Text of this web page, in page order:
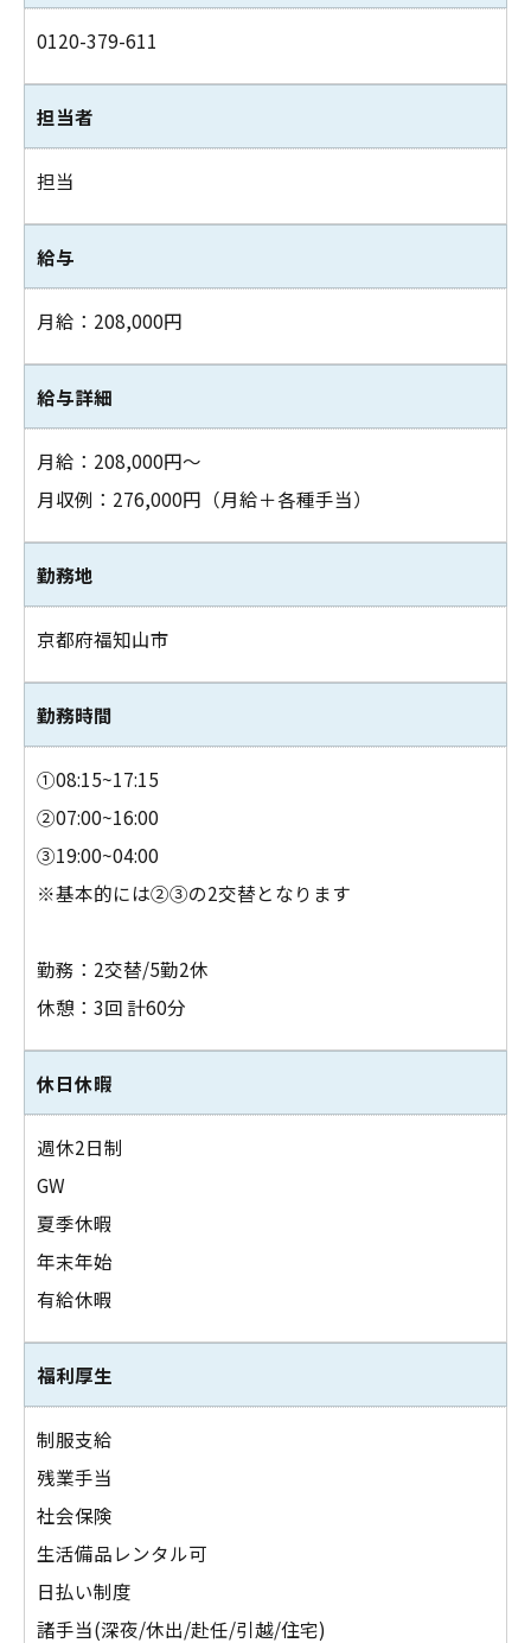
0120-379-611
担当者
担当
給与
月給：208,000円
給与詳細
月給：208,000円～
月収例：276,000円（月給＋各種手当）
勤務地
京都府福知山市
勤務時間
①08:15~17:15
②07:00~16:00
③19:00~04:00
※基本的には②③の2交替となります
勤務：2交替/5勤2休
休憩：3回 計60分
休日休暇
週休2日制
GW
夏季休暇
年末年始
有給休暇
福利厚生
制服支給
残業手当
社会保険
生活備品レンタル可
日払い制度
諸手当(深夜/休出/赴任/引越/住宅)